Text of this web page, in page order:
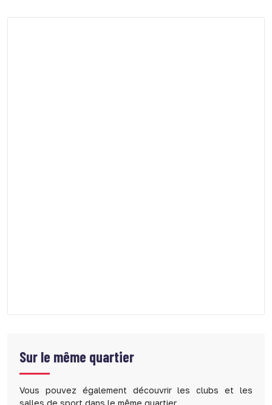
Sur le même quartier
Vous pouvez également découvrir les clubs et les
salles de sport dans le même quartier